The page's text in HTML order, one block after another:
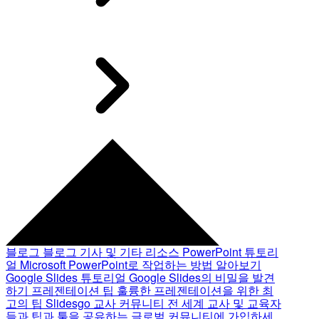
블로그 블로그 기사 및 기타 리소스 PowerPoint 튜토리
얼 Microsoft PowerPoint로 작업하는 방법 알아보기
Google Slides 튜토리얼 Google Slides의 비밀을 발견
하기 프레젠테이션 팁 훌륭한 프레젠테이션을 위한 최
고의 팁 Slidesgo 교사 커뮤니티 전 세계 교사 및 교육자